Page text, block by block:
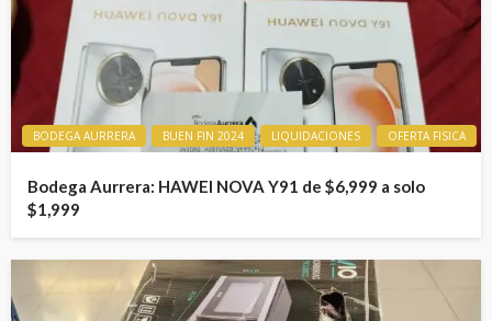
BODEGA AURRERA BUEN FIN 2024 LIQUIDACIONES OFERTA FISICA
Bodega Aurrera: HAWEI NOVA Y91 de $6,999 a solo
$1,999